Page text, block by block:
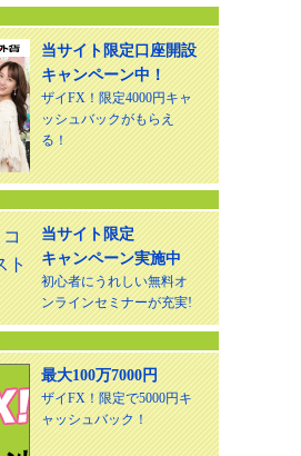
当サイト限定口座開設
キャンペーン中！
ザイFX！限定4000円キャ
ッシュバックがもらえ
る！
当サイト限定
キャンペーン実施中
初心者にうれしい無料オ
ンラインセミナーが充実!
最大100万7000円
ザイFX！限定で5000円キ
ャッシュバック！